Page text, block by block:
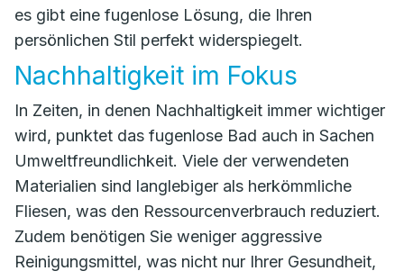
es gibt eine fugenlose Lösung, die Ihren
persönlichen Stil perfekt widerspiegelt.
Nachhaltigkeit im Fokus
In Zeiten, in denen Nachhaltigkeit immer wichtiger
wird, punktet das fugenlose Bad auch in Sachen
Umweltfreundlichkeit. Viele der verwendeten
Materialien sind langlebiger als herkömmliche
Fliesen, was den Ressourcenverbrauch reduziert.
Zudem benötigen Sie weniger aggressive
Reinigungsmittel, was nicht nur Ihrer Gesundheit,